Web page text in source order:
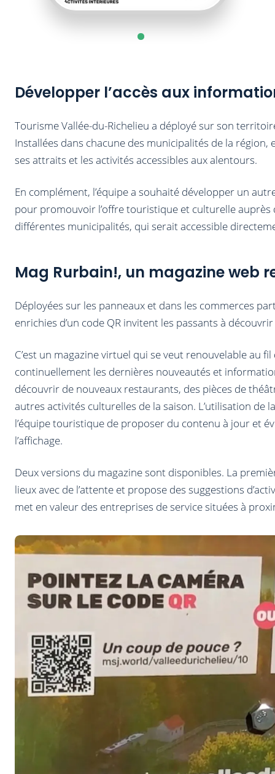
Développer l’accès aux
Tourisme Vallée-du-Richelieu a déployé sur son
Installées dans chacune des municipalités de la région,
ses attraits et les activités accessibles aux alentours.
En complément, l’équipe a souhaité développer un
pour promouvoir l’offre touristique et culturelle auprès
différentes municipalités, qui serait accessible
Mag Rurbain!, un magazine web
Déployées sur les panneaux et dans les commerces
enrichies d’un code QR invitent les passants à
C’est un magazine virtuel qui se veut renouvelable au
continuellement les dernières nouveautés et
découvrir de nouveaux restaurants, des pièces de
autres activités culturelles de la saison. L’utilisation de
l’équipe touristique de proposer du contenu à jour et
l’affichage.
Deux versions du magazine sont disponibles. La
lieux avec de l’attente et propose des suggestions
met en valeur des entreprises de service situées à